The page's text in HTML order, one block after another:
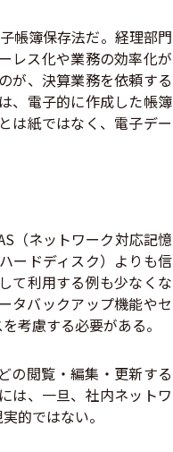
帳簿保存法だ。経理部門
レス化や業務の効率化が
が、決算業務を依頼する
、電子的に作成した帳簿
は紙ではなく、電子デー
（ネットワーク対応記憶
ードディスク）よりも信
て利用する例も少なくな
タバックアップ機能やセ
考慮する必要がある。
の閲覧・編集・更新する
は、一旦、社内ネットワ
的ではない。